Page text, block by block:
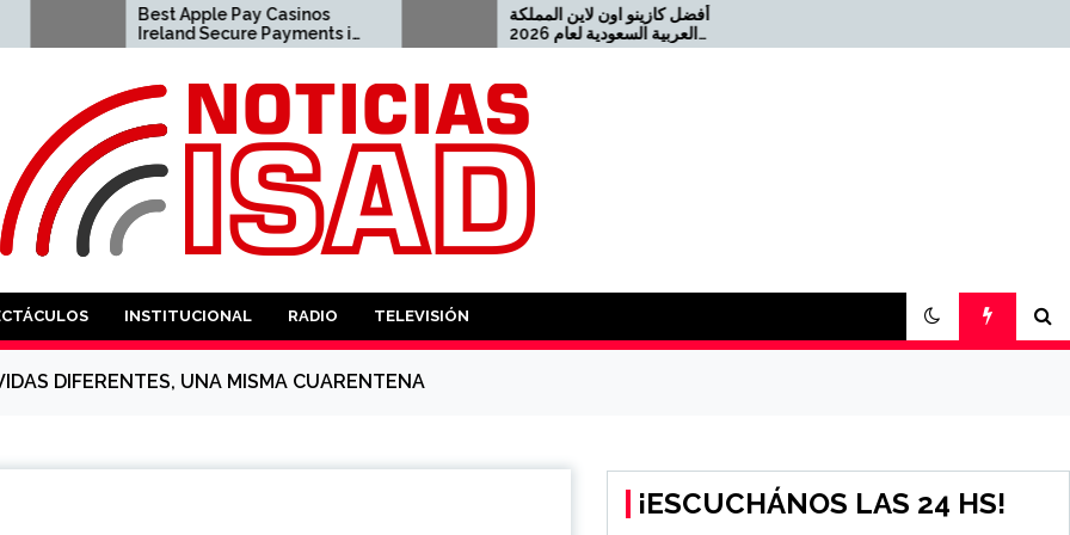
Best Apple Pay Casinos
Ireland Secure Payments in
2026 2023-04-23 apple pay
أفضل كازينو اون لاين المملكة
2021-08-04 كازينو USDT
INSTITUCIONAL RADIO TELEVISIÓN
DIFERENTES, UNA MISMA CUARENTENA
¡ESCUCHÁNOS LAS 24 HS!